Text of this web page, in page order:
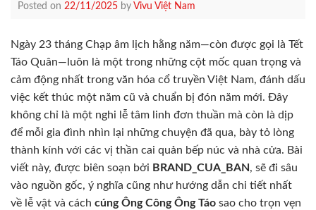
Posted on 22/11/2025 by Vivu Việt Nam
Ngày 23 tháng Chạp âm lịch hằng năm—còn được gọi là Tết
Táo Quân—luôn là một trong những cột mốc quan trọng và
cảm động nhất trong văn hóa cổ truyền Việt Nam, đánh dấu
việc kết thúc một năm cũ và chuẩn bị đón năm mới. Đây
không chỉ là một nghi lễ tâm linh đơn thuần mà còn là dịp
để mỗi gia đình nhìn lại những chuyện đã qua, bày tỏ lòng
thành kính với các vị thần cai quản bếp núc và nhà cửa. Bài
viết này, được biên soạn bởi BRAND_CUA_BAN, sẽ đi sâu
vào nguồn gốc, ý nghĩa cũng như hướng dẫn chi tiết nhất
về lễ vật và cách cúng Ông Công Ông Táo sao cho trọn vẹn